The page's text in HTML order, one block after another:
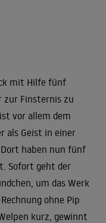
mit Hilfe fünf
zur Finsternis zu
vor allem dem
als Geist in einer
haben nun fünf
Sofort geht der
um das Werk
ohne Pip
kurz, gewinnt